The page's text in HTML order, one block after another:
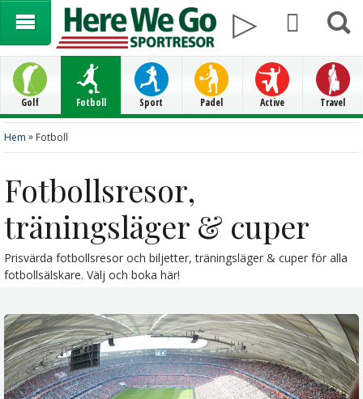
Golf Fotboll Sport Padel Active Travel
Hem » Fotboll
Fotbollsresor,
träningsläger & cuper
Prisvärda fotbollsresor och biljetter, träningsläger & cuper för alla
fotbollsälskare. Välj och boka här!